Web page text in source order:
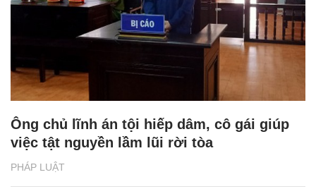
PHÁP LUẬT
Ông chủ lĩnh án tội hiếp dâm, cô gái giúp
việc tật nguyền lầm lũi rời tòa